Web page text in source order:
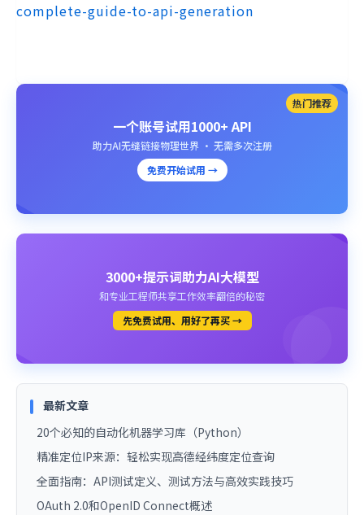
complete-guide-to-api-generation
热门推荐
一个账号试用1000+ API
助力AI无缝链接物理世界 · 无需多次注册
免费开始试用 →
3000+提示词助力AI大模型
和专业工程师共享工作效率翻倍的秘密
先免费试用、用好了再买 →
最新文章
20个必知的自动化机器学习库（Python）
精准定位IP来源：轻松实现高德经纬度定位查询
全面指南：API测试定义、测试方法与高效实践技巧
OAuth 2.0和OpenID Connect概述